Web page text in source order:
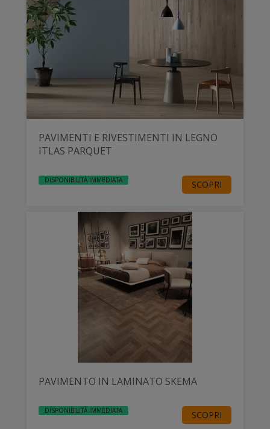
PAVIMENTI E RIVESTIMENTI IN LEGNO
ITLAS PARQUET
DISPONIBILITÀ IMMEDIATA SCOPRI
PAVIMENTO IN LAMINATO SKEMA
DISPONIBILITÀ IMMEDIATA SCOPRI